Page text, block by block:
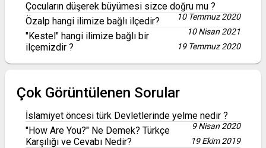
Çocuların düşerek büyümesi sizce doğru mu ?
10 Temmuz 2020
Özalp hangi ilimize bağlı ilçedir?
10 Nisan 2021
"Kestel" hangi ilimize bağlı bir
ilçemizdir ?
19 Temmuz 2020
Çok Görüntülenen Sorular
İslamiyet öncesi türk Devletlerinde yelme nedir ?
9 Nisan 2020
"How Are You?" Ne Demek? Türkçe
Karşılığı ve Cevabı Nedir?
19 Ekim 2019